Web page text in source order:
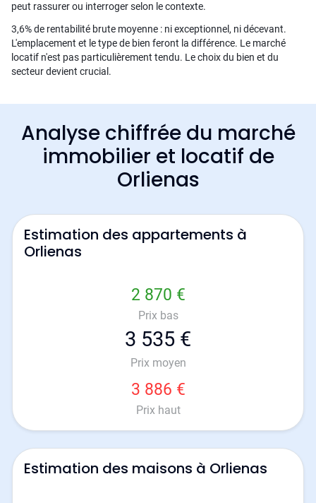
peut rassurer ou interroger selon le contexte.
3,6% de rentabilité brute moyenne : ni exceptionnel, ni décevant.
L'emplacement et le type de bien feront la différence. Le marché
locatif n'est pas particulièrement tendu. Le choix du bien et du
secteur devient crucial.
Analyse chiffrée du marché
immobilier et locatif de
Orlienas
Estimation des appartements à
Orlienas
2 870 €
Prix bas
3 535 €
Prix moyen
3 886 €
Prix haut
Estimation des maisons à Orlienas